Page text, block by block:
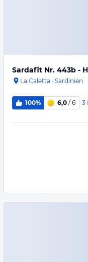
Sardafit Nr. 443b -
La Caletta · Sardinien
100% 6,0 / 6 3